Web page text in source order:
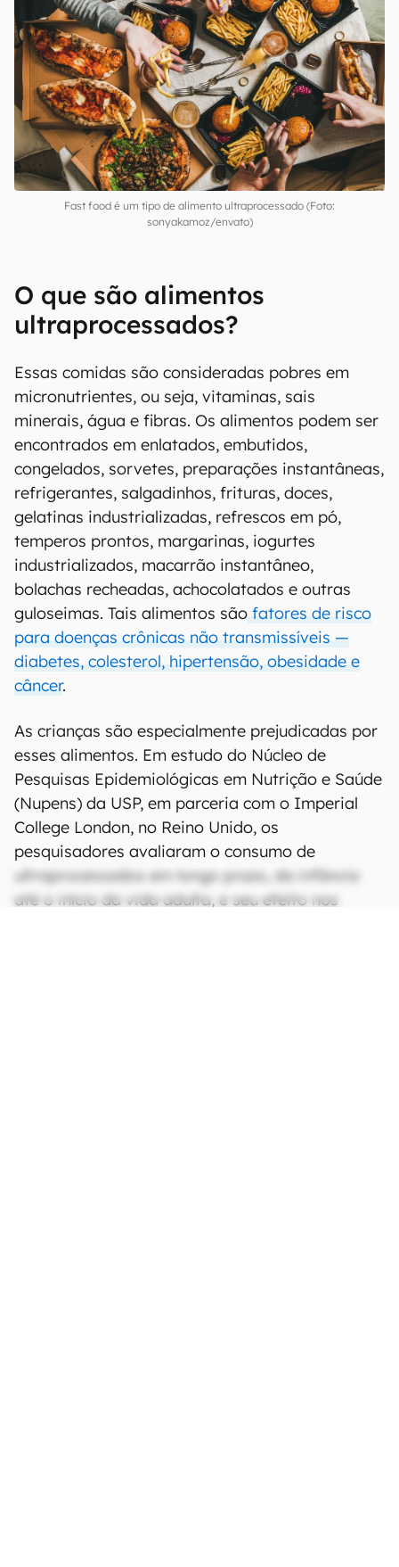
Fast food é um tipo de alimento ultraprocessado (Foto:
sonyakamoz/envato)
O que são alimentos
ultraprocessados?
Essas comidas são consideradas pobres em
micronutrientes, ou seja, vitaminas, sais
minerais, água e fibras. Os alimentos podem ser
encontrados em enlatados, embutidos,
congelados, sorvetes, preparações instantâneas,
refrigerantes, salgadinhos, frituras, doces,
gelatinas industrializadas, refrescos em pó,
temperos prontos, margarinas, iogurtes
industrializados, macarrão instantâneo,
bolachas recheadas, achocolatados e outras
guloseimas. Tais alimentos são fatores de risco
para doenças crônicas não transmissíveis —
diabetes, colesterol, hipertensão, obesidade e
câncer.
As crianças são especialmente prejudicadas por
esses alimentos. Em estudo do Núcleo de
Pesquisas Epidemiológicas em Nutrição e Saúde
(Nupens) da USP, em parceria com o Imperial
College London, no Reino Unido, os
pesquisadores avaliaram o consumo de
ultraprocessados em longo prazo, da infância
até o início da vida adulta, e seu efeito nos